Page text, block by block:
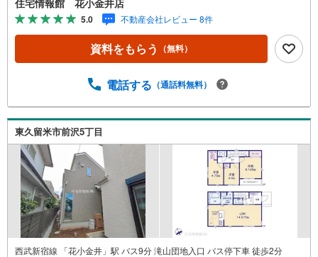
わせは上記時間内ですとスムーズにご対応が可能です。ス
タッフ一同お客様のお問合せをお待ちしております。【住
宅ローン相談会】開催中無理のない住宅ローンの試算やご
購入の際にかかる諸費用の概算も行っております。しっか
気軽にご相談ください。お客様第一主義をモット-にお引越
実に努めさせて頂きます。住宅情報館にお越し頂けたら、
物件のご紹介だけではなく、お住まいの疑問、不安、お家
の事ならなんでもご相談いただけます。お客様の要望をお
伺いしながら誠心誠意、全力でサポートさせて頂きます。
お客様一人一人に合わせたライフプランのご提案をさせて
いただきます。お気軽にご相談ください。
5.0 不動産会社レビュー 8件
資料をもらう （無料）
電話する （通話料無料）
東久留米市前沢5丁目
西武新宿線 「花小金井」駅 バス9分 滝山団地入口 バス停下車 徒歩2分